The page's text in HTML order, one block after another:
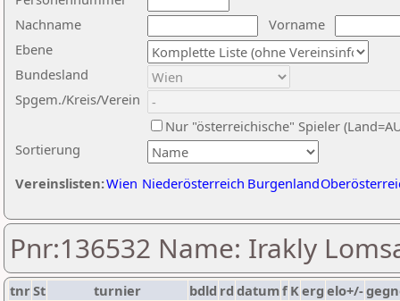
Nachname
Vorname
Ebene
Sortierung
Bundesland
Spgem./Kreis/Verein
Nur "österreichische" Spieler
Vereinslisten:Wien Niederösterreich Burgenland
Pnr:136532 Name: Irakly
tnrSt turnier bdld rd datumf Kerg elo+/-